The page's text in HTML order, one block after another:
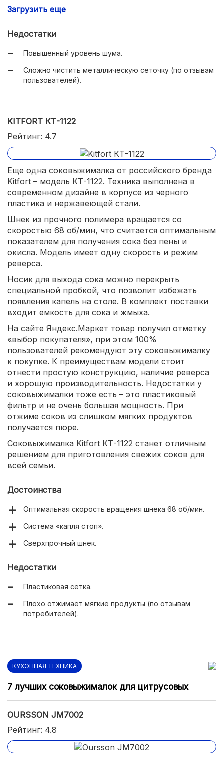
Встроенный резервуар для сока на 600 мл.
Загрузить еще
Недостатки
Повышенный уровень шума.
Сложно чистить металлическую сеточку (по отзывам
пользователей).
KITFORT КТ-1122
Рейтинг: 4.7
Еще одна соковыжималка от российского бренда
Kitfort – модель КТ-1122. Техника выполнена в
современном дизайне в корпусе из черного
пластика и нержавеющей стали.
Шнек из прочного полимера вращается со
скоростью 68 об/мин, что считается оптимальным
показателем для получения сока без пены и
окисла. Модель имеет одну скорость и режим
реверса.
Носик для выхода сока можно перекрыть
специальной пробкой, что позволит избежать
появления капель на столе. В комплект поставки
входит емкость для сока и жмыха.
На сайте Яндекс.Маркет товар получил отметку
«выбор покупателя», при этом 100%
пользователей рекомендуют эту соковыжималку
к покупке. К преимуществам модели стоит
отнести простую конструкцию, наличие реверса
и хорошую производительность. Недостатки у
соковыжималки тоже есть – это пластиковый
фильтр и не очень большая мощность. При
отжиме соков из слишком мягких продуктов
получается пюре.
Соковыжималка Kitfort КТ-1122 станет отличным
решением для приготовления свежих соков для
всей семьи.
Достоинства
Оптимальная скорость вращения шнека 68 об/мин.
Система «капля стоп».
Сверхпрочный шнек.
Недостатки
Пластиковая сетка.
Плохо отжимает мягкие продукты (по отзывам
потребителей).
КУХОННАЯ ТЕХНИКА
7 лучших соковыжималок для цитрусовых
OURSSON JM7002
Рейтинг: 4.8